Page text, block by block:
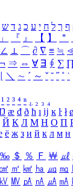
ף ך ל ח י ע כ ג ד ש
」 『 』 【 】 ＂
∠ ⊥ ⌒ ∂ ∇ ≡ ≒
⇒ ⇔ ∀ ∃ ∮ ∑
＼ ∼ ´ ～ ˇ ˘ ˝ ˚ ˙
¹ ² ³ ⁴ ⁿ ₁ ₂ ₃ ₄
æ đ ð ħ ı ĳ ĸ ŀ ł
Й К Л М Н О П
ё ж з и й к л м н
‰ ＄ ％ Ｆ ￦ ㎕
㎠ ㎡ ㎢ ㏊ ㎍ ㎎
㎸ ㎹ ㎀ ㎁ ㎂ ㎃